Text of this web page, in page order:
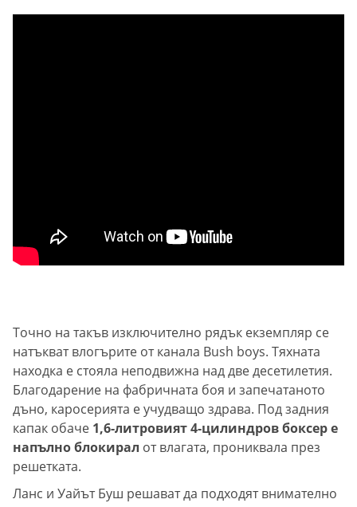
Точно на такъв изключително рядък екземпляр се
натъкват влогърите от канала Bush boys. Тяхната
находка е стояла неподвижна над две десетилетия.
Благодарение на фабричната боя и запечатаното
дъно, каросерията е учудващо здрава. Под задния
капак обаче 1,6-литровият 4-цилиндров боксер е
напълно блокирал от влагата, прониквала през
решетката.
Ланс и Уайът Буш решават да подходят внимателно